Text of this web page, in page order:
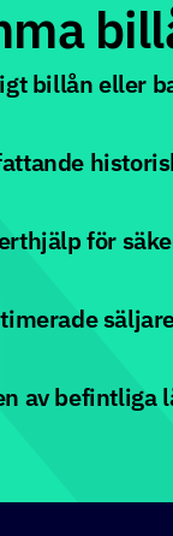
billån eller
för
av befintliga